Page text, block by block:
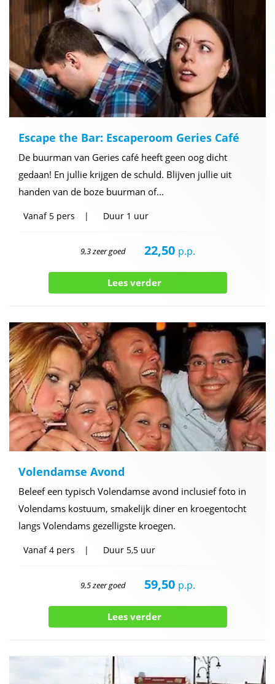
Escape the Bar: Escaperoom Geries Café
De buurman van Geries café heeft geen oog dicht
gedaan! En jullie krijgen de schuld. Blijven jullie uit
handen van de boze buurman of...
Vanaf5 pers Duur 1 uur
9,3 zeer goed 22,50 p.p.
Lees verder
Volendamse Avond
Beleef een typisch Volendamse avond inclusief foto in
Volendams kostuum, smakelijk diner en kroegentocht
langs Volendams gezelligste kroegen.
Vanaf4 pers Duur 5,5 uur
9,5 zeer goed 59,50 p.p.
Lees verder